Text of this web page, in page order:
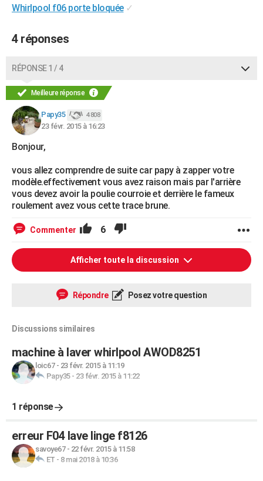
COPAINS D'AVANT
Whirlpool f06 porte bloquée ✓
4 réponses
RÉPONSE 1 / 4
Meilleure réponse
Papy35 4 808
23 févr. 2015 à 16:23
Bonjour,
vous allez comprendre de suite car papy à zapper votre
modèle.effectivement vous avez raison mais par l'arrière
vous devez avoir la poulie courroie et derrière le fameux
roulement avez vous cette trace brune.
Commenter 6
Afficher toute la discussion
Répondre Posez votre question
Discussions similaires
machine à laver whirlpool AWOD8251
loic67- 23 févr. 2015 à 11:19
Papy35- 23 févr. 2015 à 11:22
1 réponse
erreur F04 lave linge f8126
savoye67- 22 févr. 2015 à 11:58
ET - 8 mai 2018 à 10:36